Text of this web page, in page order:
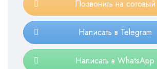
Позвонить на сотовый
Написать в Telegram
Написать в WhatsApp